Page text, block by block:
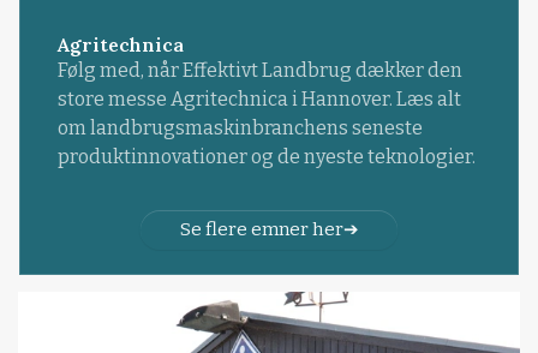
Agritechnica
Følg med, når Effektivt Landbrug dækker den
store messe Agritechnica i Hannover. Læs alt
om landbrugsmaskinbranchens seneste
produktinnovationer og de nyeste teknologier.
Se flere emner her